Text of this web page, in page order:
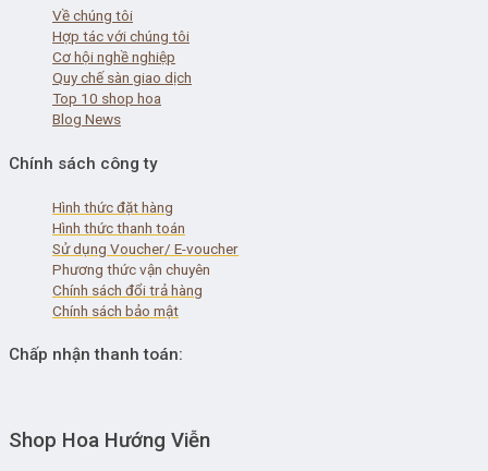
Về chúng tôi
Hợp tác với chúng tôi
Cơ hội nghề nghiệp
Quy chế sàn giao dịch
Top 10 shop hoa
Blog News
Chính sách công ty
Hình thức đặt hàng
Hình thức thanh toán
Sử dụng Voucher/ E-voucher
Phương thức vận chuyên
Chính sách đổi trả hàng
Chính sách bảo mật
Chấp nhận thanh toán:
Shop Hoa Hướng Viễn